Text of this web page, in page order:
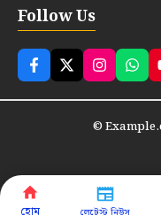
Follow Us
©